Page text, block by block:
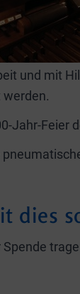
und mit
Jahr-Feier
dies